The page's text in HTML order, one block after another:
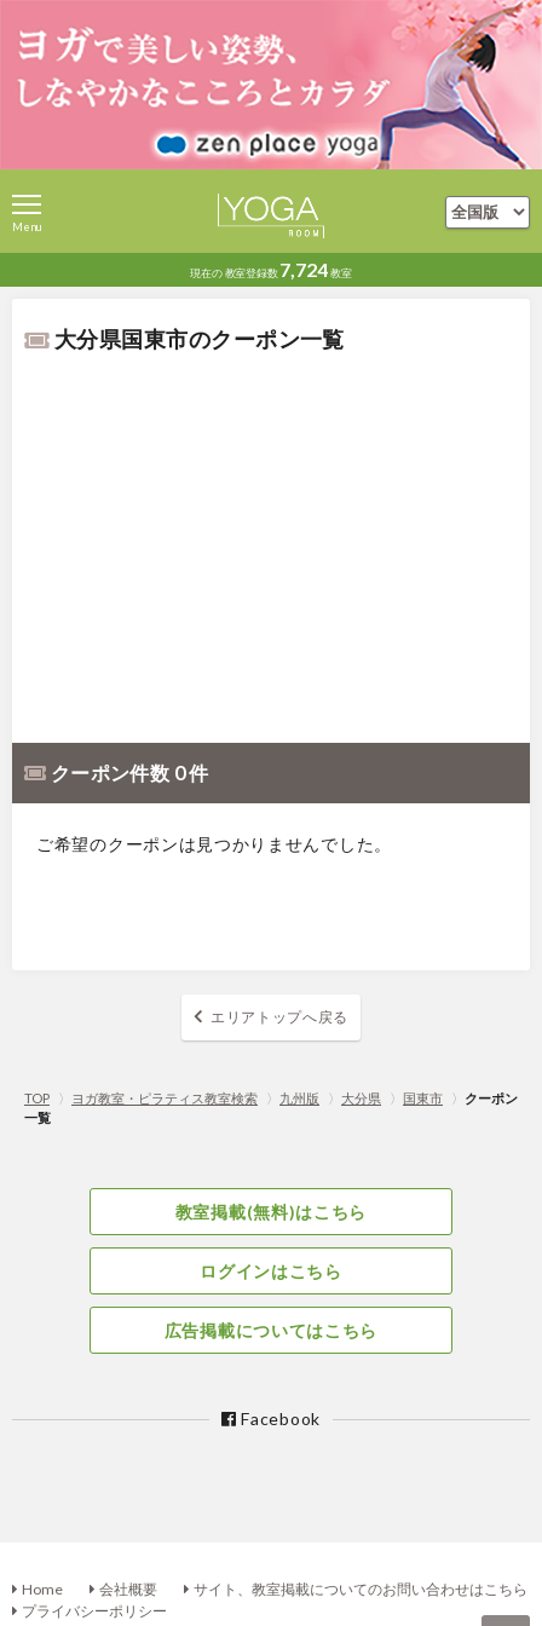
現在の教室登録数 7,724教室
Menu
大分県国東市のクーポン一覧
クーポン件数 0 件
ご希望のクーポンは見つかりませんでした。
エリアトップへ戻る
TOP 〉 ヨガ教室・ピラティス教室検索 〉 九州版 〉 大分県 〉 国東市 〉 クーポン
一覧
教室掲載(無料)はこちら
ログインはこちら
広告掲載についてはこちら
Facebook
Home 会社概要
サイト、教室掲載についてのお問い合わせはこちら
プライバシーポリシー